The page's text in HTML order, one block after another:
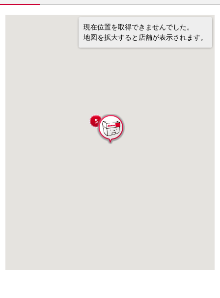
現在位置を取得できませんでした。
地図を拡大すると店舗が表示されます。